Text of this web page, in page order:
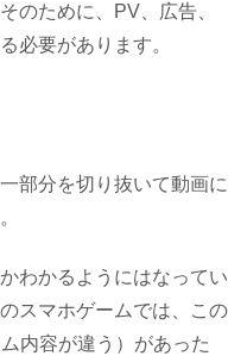
のために、PV、広告、
必要があります。
部分を切り抜いて動画に
わかるようにはなってい
スマホゲームでは、この
内容が違う）があった